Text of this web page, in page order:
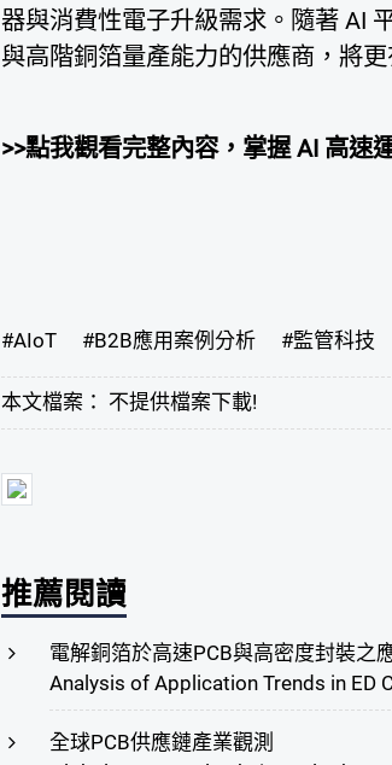
器與消費性電子升級需求。隨著 AI
與高階銅箔量產能力的供應商，將
>>點我觀看完整內容，掌握 AI 高速
#AIoT #B2B應用案例分析 #監管科技
本文檔案： 不提供檔案下載!
推薦閱讀
電解銅箔於高速PCB與高密度封裝之
Analysis of Application Trends in ED
全球PCB供應鏈產業觀測